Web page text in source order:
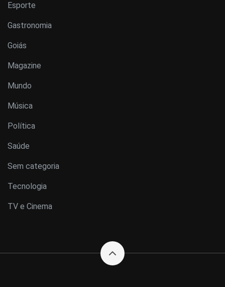
Esporte
Gastronomia
Goiás
Magazine
Mundo
Música
Política
Saúde
Sem categoria
Tecnologia
TV e Cinema